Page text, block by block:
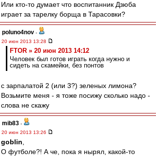
Или кто-то думает что воспитанник Дзюба
играет за тарелку борща в Тарасовки?
poluno4nov -
20 июн 2013 13:28
FTOR » 20 июн 2013 14:12
Человек был готов играть когда нужно и
сидеть на скамейки, без понтов
с зарпалатой 2 (или 3?) зеленых лимона?
Возьмите меня - я тоже посижу сколько надо -
слова не скажу
mib83 -
20 июн 2013 13:26
goblin
О футболе?! А че, пока я нырял, какой-то